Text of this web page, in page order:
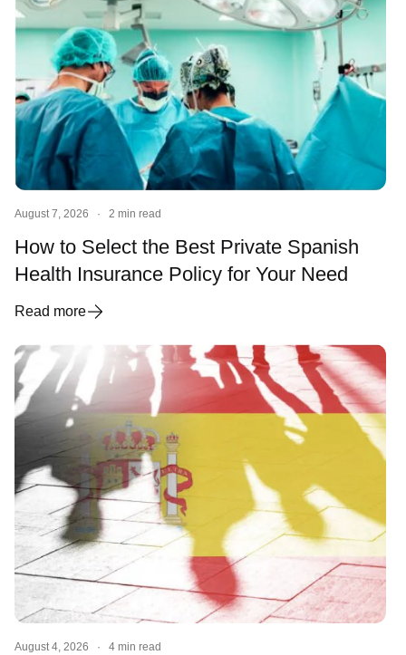
August 7, 2026 · 2 min read
How to Select the Best Private Spanish
Health Insurance Policy for Your Need
Read more
August 4, 2026 · 4 min read